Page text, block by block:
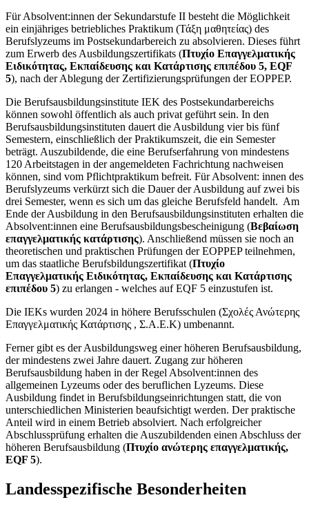
Für Absolvent:innen der Sekundarstufe II besteht die Möglichkeit
ein einjähriges betriebliches Praktikum (Τάξη μαθητείας) des
Berufslyzeums im Postsekundarbereich zu absolvieren. Dieses führt
zum Erwerb des Ausbildungszertifikats (Πτυχίο Επαγγελματικής
Ειδικότητας, Εκπαίδευσης και Κατάρτισης επιπέδου 5, EQF
5), nach der Ablegung der Zertifizierungsprüfungen der EOPPEP.
Die Berufsausbildungsinstitute IEK des Postsekundarbereichs
können sowohl öffentlich als auch privat geführt sein. In den
Berufsausbildungsinstituten dauert die Ausbildung vier bis fünf
Semestern, einschließlich der Praktikumszeit, die ein Semester
beträgt. Auszubildende, die eine Berufserfahrung von mindestens
120 Arbeitstagen in der angemeldeten Fachrichtung nachweisen
können, sind vom Pflichtpraktikum befreit. Für Absolvent: innen des
Berufslyzeums verkürzt sich die Dauer der Ausbildung auf zwei bis
drei Semester, wenn es sich um das gleiche Berufsfeld handelt. Am
Ende der Ausbildung in den Berufsausbildungsinstituten erhalten die
Absolvent:innen eine Berufsausbildungsbescheinigung (Βεβαίωση
επαγγελματικής κατάρτισης). Anschließend müssen sie noch an
theoretischen und praktischen Prüfungen der EOPPEP teilnehmen,
um das staatliche Berufsbildungszertifikat (Πτυχίο
Επαγγελματικής Ειδικότητας, Εκπαίδευσης και Κατάρτισης
επιπέδου 5) zu erlangen - welches auf EQF 5 einzustufen ist.
Die IEKs wurden 2024 in höhere Berufsschulen (Σχολές Ανώτερης
Επαγγελματικής Κατάρτισης , Σ.Α.Ε.Κ) umbenannt.
Ferner gibt es der Ausbildungsweg einer höheren Berufsausbildung,
der mindestens zwei Jahre dauert. Zugang zur höheren
Berufsausbildung haben in der Regel Absolvent:innen des
allgemeinen Lyzeums oder des beruflichen Lyzeums. Diese
Ausbildung findet in Berufsbildungseinrichtungen statt, die von
unterschiedlichen Ministerien beaufsichtigt werden. Der praktische
Anteil wird in einem Betrieb absolviert. Nach erfolgreicher
Abschlussprüfung erhalten die Auszubildenden einen Abschluss der
höheren Berufsausbildung (Πτυχίο ανώτερης επαγγελματικής,
EQF 5).
Landesspezifische Besonderheiten